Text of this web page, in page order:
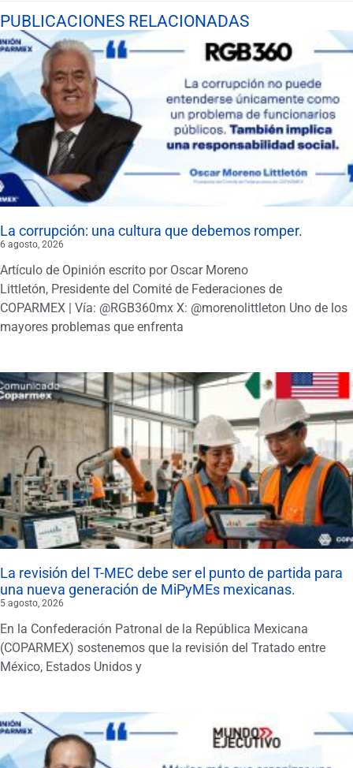
PUBLICACIONES RELACIONADAS
La corrupción: una cultura que debemos romper.
6 agosto, 2026
Artículo de Opinión escrito por Oscar Moreno
Littletón, Presidente del Comité de Federaciones de
COPARMEX | Vía: @RGB360mx X: @morenolittleton Uno de los
mayores problemas que enfrenta
La revisión del T-MEC debe ser el punto de partida para
una nueva generación de MiPyMEs mexicanas.
5 agosto, 2026
En la Confederación Patronal de la República Mexicana
(COPARMEX) sostenemos que la revisión del Tratado entre
México, Estados Unidos y